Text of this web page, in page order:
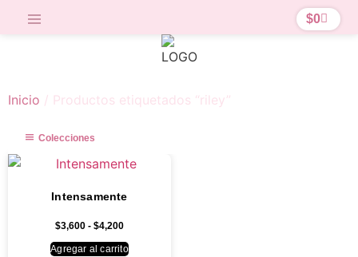
$0
Inicio / Productos etiquetados “riley”
Colecciones
Intensamente
$3,600 - $4,200
Agregar al carrito